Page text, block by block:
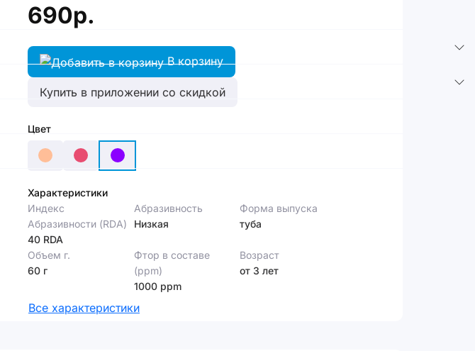
690р.
В корзину
Купить в приложении со скидкой
Цвет
Характеристики
Индекс
Абразивности (RDA)
40 RDA
Абразивность
Низкая
Форма выпуска
туба
Объем г.
60 г
Фтор в составе
(ppm)
1000 ppm
Возраст
от 3 лет
Все характеристики